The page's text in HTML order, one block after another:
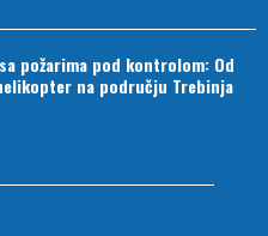
požarima pod kontrolom: Od
na području Trebinja